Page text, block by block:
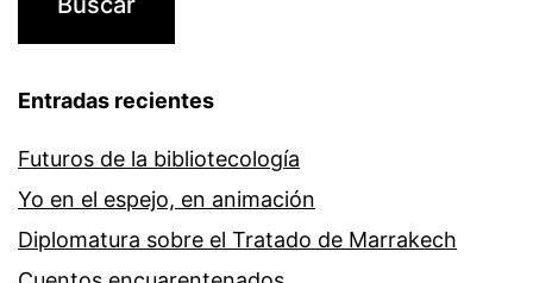
Entradas recientes
Futuros de la bibliotecología
Yo en el espejo, en animación
Diplomatura sobre el Tratado de Marrakech